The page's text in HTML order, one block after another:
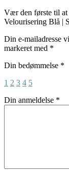
Vær den første til at
Velourisering Blå |
Din e-mailadresse
markeret med *
Din bedømmelse *
1 2 3 4 5
Din anmeldelse *